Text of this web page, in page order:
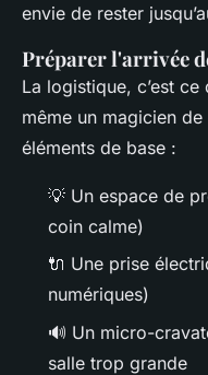
envie de rester
Préparer l'arrivée
La logistique, c’est ce
même un magicien
éléments de base :
💡 Un espace de
coin calme)
🔌 Une prise
numériques)
🔊 Un micro-
salle trop grande